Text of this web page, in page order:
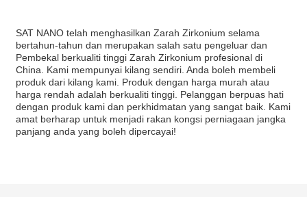
SAT NANO telah menghasilkan Zarah Zirkonium selama
bertahun-tahun dan merupakan salah satu pengeluar dan
Pembekal berkualiti tinggi Zarah Zirkonium profesional di
China. Kami mempunyai kilang sendiri. Anda boleh membeli
produk dari kilang kami. Produk dengan harga murah atau
harga rendah adalah berkualiti tinggi. Pelanggan berpuas hati
dengan produk kami dan perkhidmatan yang sangat baik. Kami
amat berharap untuk menjadi rakan kongsi perniagaan jangka
panjang anda yang boleh dipercayai!